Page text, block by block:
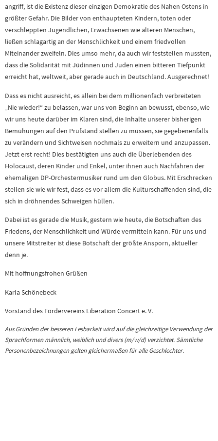
angriff, ist die Existenz dieser einzigen Demokratie des Nahen Ostens in
größter Gefahr. Die Bilder von enthaupteten Kindern, toten oder
verschleppten Jugendlichen, Erwachsenen wie älteren Menschen,
ließen schlagartig an der Menschlichkeit und einem friedvollen
Miteinander zweifeln. Dies umso mehr, da auch wir feststellen mussten,
dass die Solidarität mit Jüdinnen und Juden einen bitteren Tiefpunkt
erreicht hat, weltweit, aber gerade auch in Deutschland. Ausgerechnet!
Dass es nicht ausreicht, es allein bei dem millionenfach verbreiteten
„Nie wieder!“ zu belassen, war uns von Beginn an bewusst, ebenso, wie
wir uns heute darüber im Klaren sind, die Inhalte unserer bisherigen
Bemühungen auf den Prüfstand stellen zu müssen, sie gegebenenfalls
zu verändern und Sichtweisen nochmals zu erweitern und anzupassen.
Jetzt erst recht! Dies bestätigten uns auch die Überlebenden des
Holocaust, deren Kinder und Enkel, unter ihnen auch Nachfahren der
ehemaligen DP-Orchestermusiker rund um den Globus. Mit Erschrecken
stellen sie wie wir fest, dass es vor allem die Kulturschaffenden sind, die
sich in dröhnendes Schweigen hüllen.
Dabei ist es gerade die Musik, gestern wie heute, die Botschaften des
Friedens, der Menschlichkeit und Würde vermitteln kann. Für uns und
unsere Mitstreiter ist diese Botschaft der größte Ansporn, aktueller
denn je.
Mit hoffnungsfrohen Grüßen
Karla Schönebeck
Vorstand des Fördervereins Liberation Concert e. V.
Aus Gründen der besseren Lesbarkeit wird auf die gleichzeitige Verwendung der
Sprachformen männlich, weiblich und divers (m/w/d) verzichtet. Sämtliche
Personenbezeichnungen gelten gleichermaßen für alle Geschlechter.